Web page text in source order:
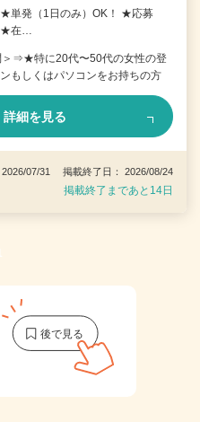
単発（1日のみ）OK！ ★応募
★在…
＞⇒★特に20代〜50代の女性の登
もしくはパソコンをお持ちの方
詳細を見る
2026/07/31 掲載終了日： 2026/08/24
掲載終了まであと14日